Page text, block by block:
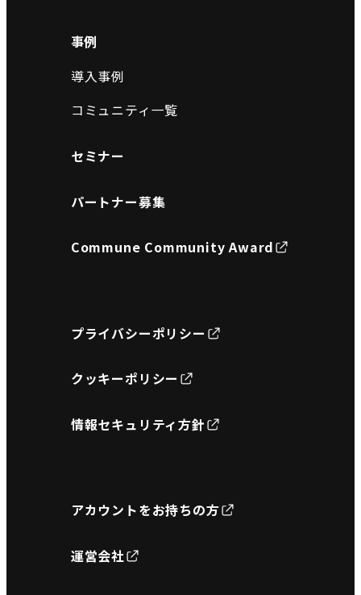
事例
導入事例
コミュニティ一覧
セミナー
パートナー募集
Commune Community Award
プライバシーポリシー
クッキーポリシー
情報セキュリティ方針
アカウントをお持ちの方
運営会社